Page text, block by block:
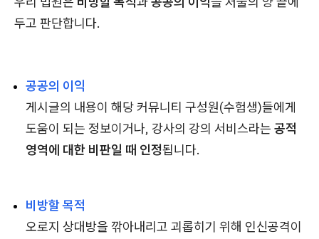
두고 판단합니다.
공공의 이익
게시글의 내용이 해당 커뮤니티 구성원(수험생)들에게
도움이 되는 정보이거나, 강사의 강의 서비스라는 공적
영역에 대한 비판일 때 인정됩니다.
비방할 목적
오로지 상대방을 깎아내리고 괴롭히기 위해 인신공격이